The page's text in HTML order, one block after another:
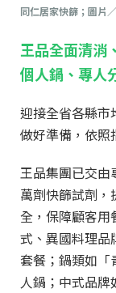
同仁居家快篩；圖片
王品全面清消
個人鍋、專人
迎接全省各縣市
做好準備，依照
王品集團已交由
萬劑快篩試劑，
全，保障顧客用
式、異國料理品
套餐；鍋類如「
人鍋；中式品